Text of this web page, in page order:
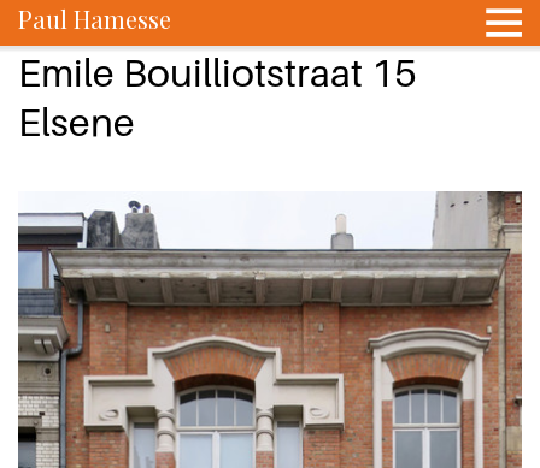
Paul Hamesse
Emile Bouilliotstraat 15
Elsene